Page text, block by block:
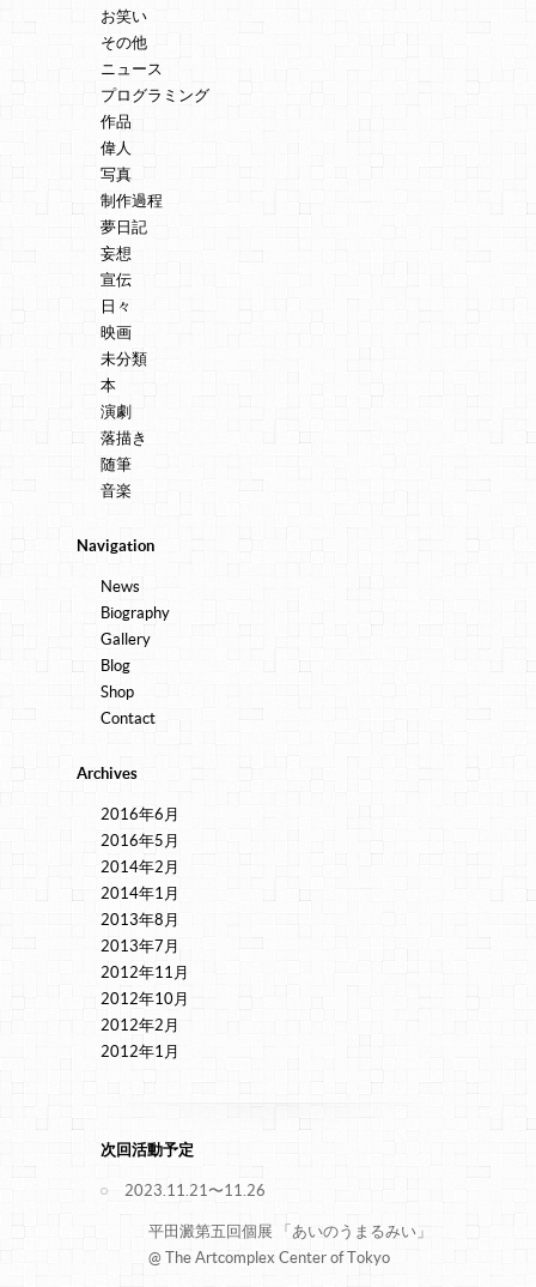
お笑い
その他
ニュース
プログラミング
作品
偉人
写真
制作過程
夢日記
妄想
宣伝
日々
映画
未分類
本
演劇
落描き
随筆
音楽
Navigation
News
Biography
Gallery
Blog
Shop
Contact
Archives
2016年6月
2016年5月
2014年2月
2014年1月
2013年8月
2013年7月
2012年11月
2012年10月
2012年2月
2012年1月
次回活動予定
2023.11.21〜11.26
平田澱第五回個展 「あいのうまるみい」
@ The Artcomplex Center of Tokyo